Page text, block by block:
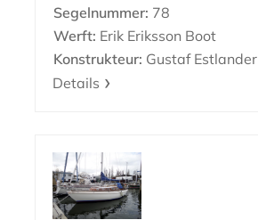
Segelnummer: 78
Werft: Erik Eriksson Boot
Konstrukteur: Gustaf Estlander
Details